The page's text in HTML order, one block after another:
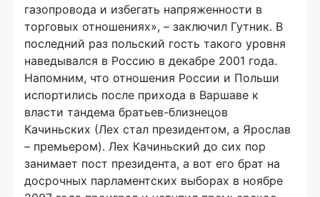
газопровода и избегать напряженности в
торговых отношениях», – заключил Гутник. В
последний раз польский гость такого уровня
наведывался в Россию в декабре 2001 года.
Напомним, что отношения России и Польши
испортились после прихода в Варшаве к
власти тандема братьев-близнецов
Качиньских (Лех стал президентом, а Ярослав
– премьером). Лех Качиньский до сих пор
занимает пост президента, а вот его брат на
досрочных парламентских выборах в ноябре